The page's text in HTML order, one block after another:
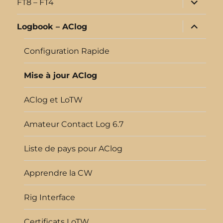
FT8 – FT4
le
sous-
menu
Logbook – AClog
ouvrir
le
sous-
Configuration Rapide
Mise à jour AClog
AClog et LoTW
Amateur Contact Log 6.7
Liste de pays pour AClog
Apprendre la CW
Rig Interface